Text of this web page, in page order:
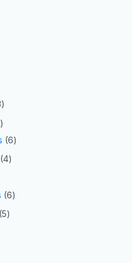
6
4
6
5